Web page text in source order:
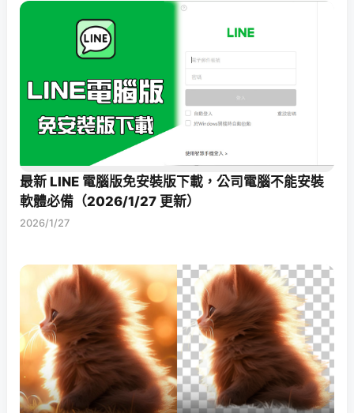
最新 LINE 電腦版免安裝版下載，公司電腦不能安裝
軟體必備（2026/1/27 更新）
2026/1/27